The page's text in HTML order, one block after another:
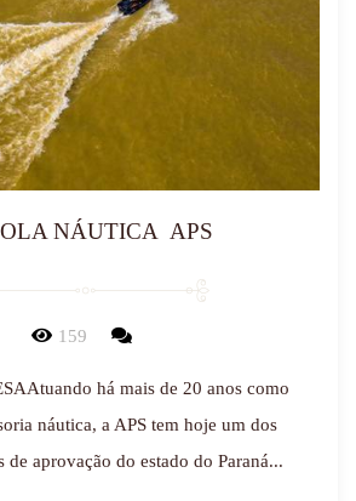
NÁUTICA APS
159
há mais de 20 anos como
náutica, a APS tem hoje um dos
de aprovação do estado do Paraná...